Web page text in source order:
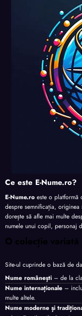
nalita
Ce este E-Nume.ro?
E-Nume.ro este o platformă
despre semnificația,
dorește să afle mai multe
numele unui copil, personaj
O colecție variată
Site-ul cuprinde o bază de
Nume românești – de la
Nume internaționale –
multe altele.
Nume moderne și